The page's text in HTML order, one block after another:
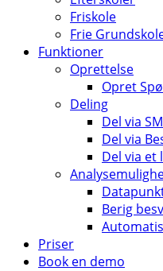
Friskole
Frie
Funktioner
Oprettelse
Opret
Deling
Del via
Del via
Del via et
Berig
Priser
Book en demo